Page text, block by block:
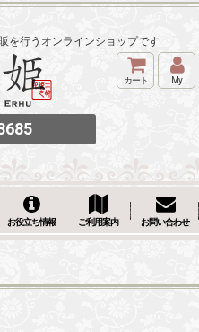
を行うオンラインショップです
カート My
お役立ち情報 ご利用案内 お問い合わせ